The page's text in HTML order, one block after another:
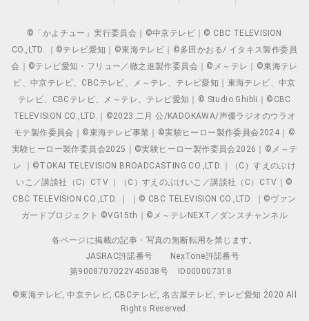
©「かよチュー」実行委員会｜©中京テレビ｜© CBC TELEVISION
CO.,LTD. ｜©テレビ愛知｜©東海テレビ｜©多田かおる/ イタキス製作委員
会｜©テレビ愛知・フリュー／徹之進製作委員会｜©メ～テレ｜©東海テレ
ビ、中京テレビ、CBCテレビ、メ～テレ、テレビ愛知｜東海テレビ、中京
テレビ、CBCテレビ、メ～テレ、テレビ愛知｜© Studio Ghibli｜©CBC
TELEVISION CO.,LTD.｜©2023 二月 公/KADOKAWA/声優ラジオのウラオ
モテ製作委員会｜©東海テレビ事業｜©実験ヒーロー製作委員会2024｜©
実験ヒーロー製作委員会2025｜©実験ヒーロー製作委員会2026｜©メ～テ
レ ｜©TOKAI TELEVISION BROADCASTING CO.,LTD.｜（C）すえのぶけ
いこ／講談社（C）CTV ｜（C）すえのぶけいこ／講談社（C）CTV｜©
CBC TELEVISION CO.,LTD. ｜ ｜© CBC TELEVISION CO.,LTD. ｜©ヴァン
ガードプロジェクト ©VG15th｜©メ～テレNEXT／ダンスチャンネル
各ページに掲載の記事・写真の無断転用を禁じます。
JASRAC許諾番号
NexTone許諾番号
第9008707022Y45038号
ID000007318
©東海テレビ, 中京テレビ, CBCテレビ, 名古屋テレビ, テレビ愛知 2020 All
Rights Reserved.